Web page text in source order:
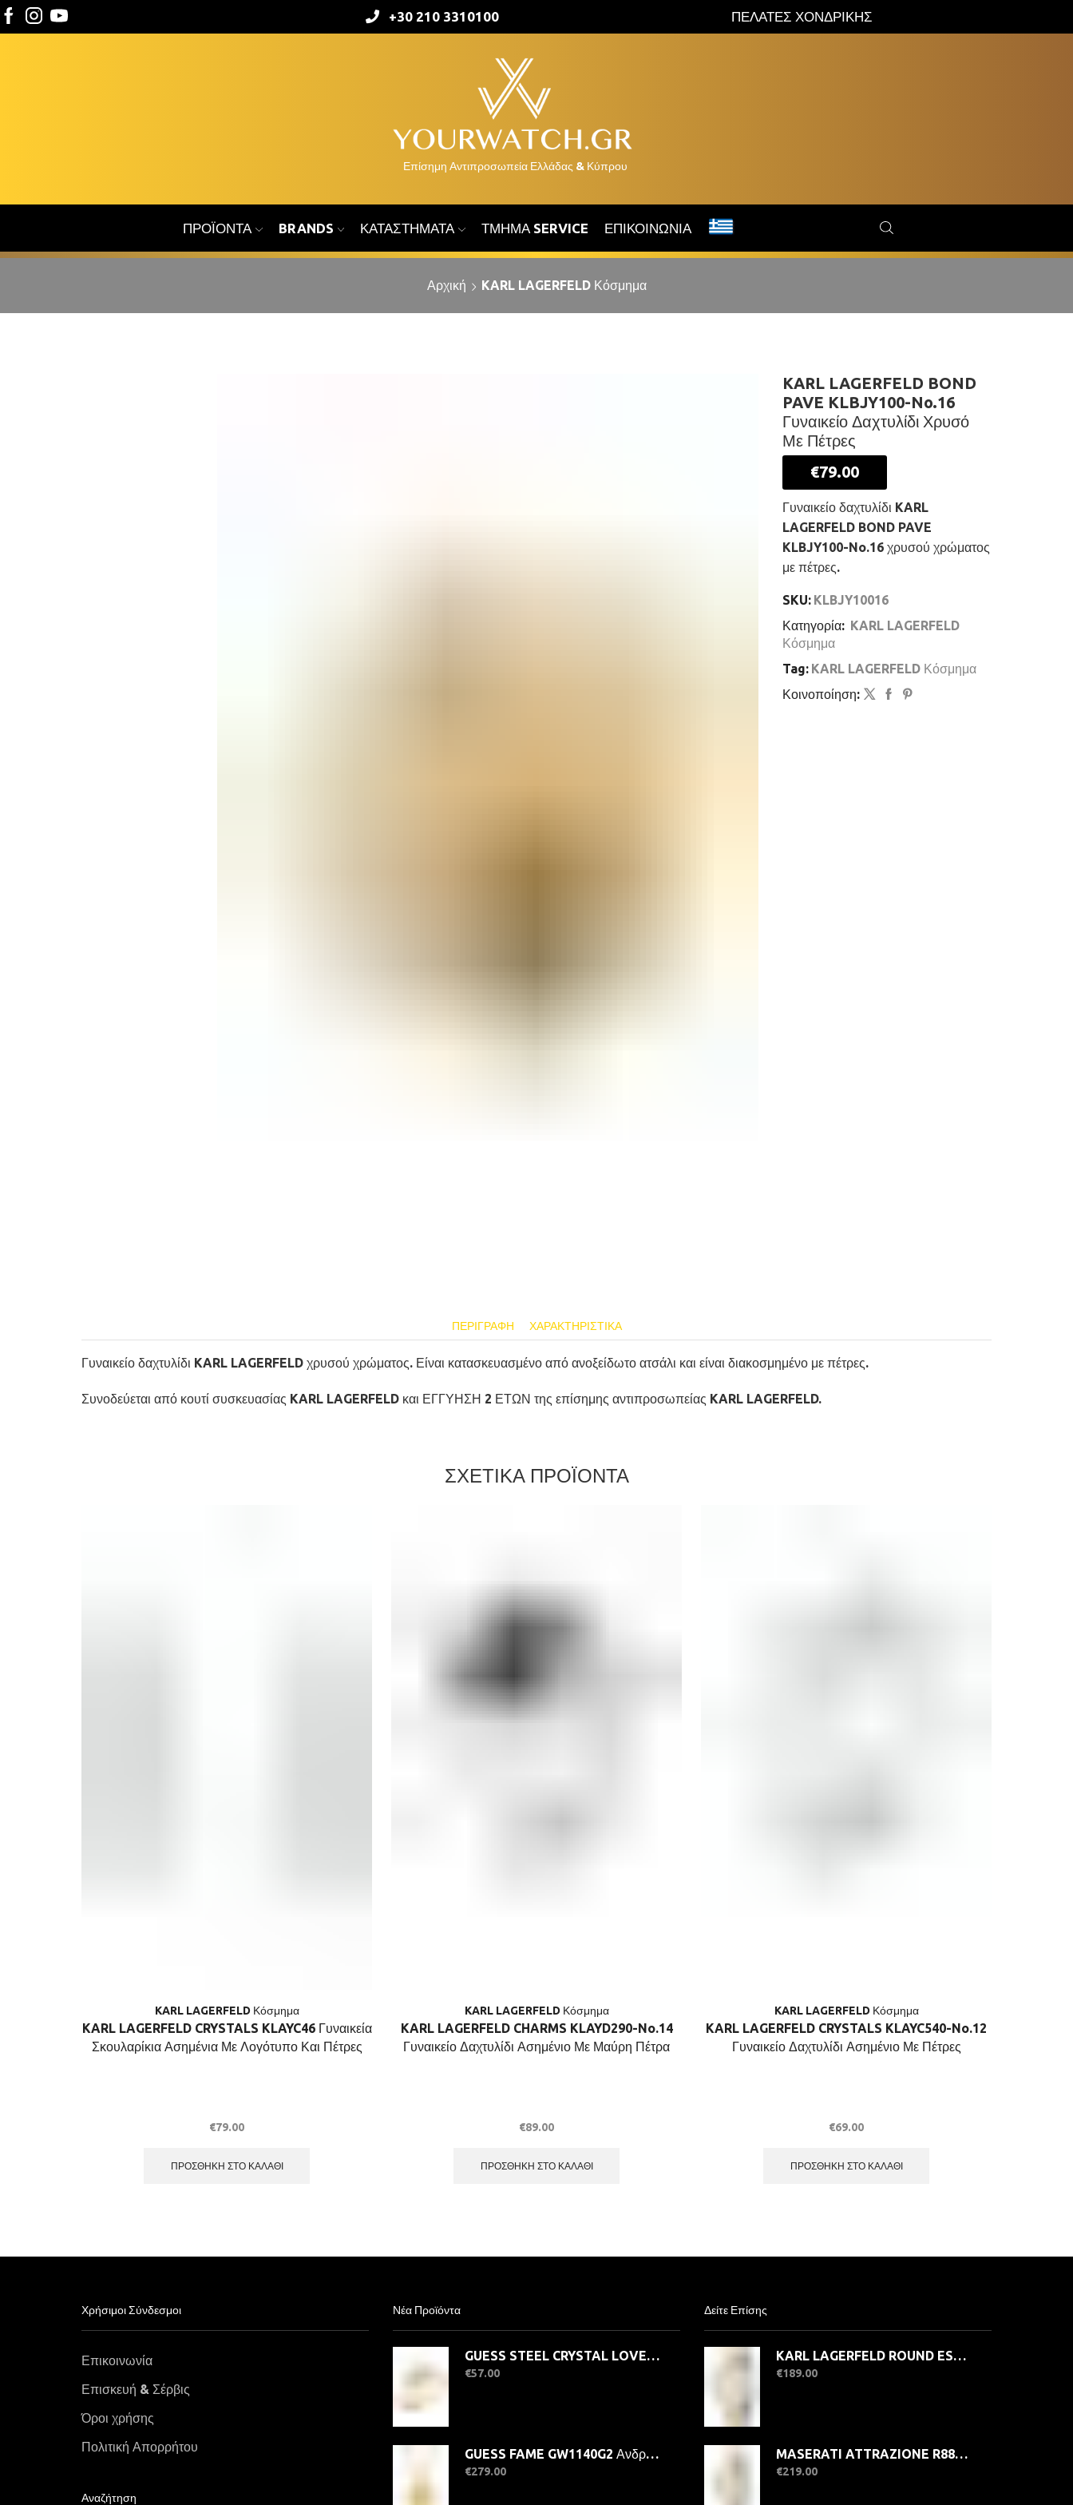
+30 210 3310100 ΠΕΛΑΤΕΣ ΧΟΝΔΡΙΚΗΣ
ΠΡΟΪΌΝΤΑ BRANDS ΚΑΤΑΣΤΉΜΑΤΑ ΤΜΉΜΑ SERVICE ΕΠΙΚΟΙΝΩΝΊΑ
Αρχική KARL LAGERFELD Κόσμημα
KARL LAGERFELD BOND
PAVE KLBJY100-No.16
Γυναικείο Δαχτυλίδι Χρυσό
Με Πέτρες
€79.00
Γυναικείο δαχτυλίδι KARL
LAGERFELD BOND PAVE
KLBJY100-No.16 χρυσού χρώματος
με πέτρες.
SKU: KLBJY10016
Κατηγορία: KARL LAGERFELD
Κόσμημα
Tag: KARL LAGERFELD Κόσμημα
Κοινοποίηση:
ΠΕΡΙΓΡΑΦΉ ΧΑΡΑΚΤΗΡΙΣΤΙΚΆ
Γυναικείο δαχτυλίδι KARL LAGERFELD χρυσού χρώματος. Είναι κατασκευασμένο από ανοξείδωτο ατσάλι και είναι διακοσμημένο με πέτρες.
Συνοδεύεται από κουτί συσκευασίας KARL LAGERFELD και ΕΓΓΥΗΣΗ 2 ΕΤΩΝ της επίσημης αντιπροσωπείας KARL LAGERFELD.
ΣΧΕΤΙΚΑ ΠΡΟΪΟΝΤΑ
KARL LAGERFELD Κόσμημα
KARL LAGERFELD CRYSTALS KLAYC46 Γυναικεία
Σκουλαρίκια Ασημένια Με Λογότυπο Και Πέτρες
€79.00
ΠΡΟΣΘΉΚΗ ΣΤΟ ΚΑΛΆΘΙ
KARL LAGERFELD Κόσμημα
KARL LAGERFELD CHARMS KLAYD290-No.14
Γυναικείο Δαχτυλίδι Ασημένιο Με Μαύρη Πέτρα
€89.00
ΠΡΟΣΘΉΚΗ ΣΤΟ ΚΑΛΆΘΙ
KARL LAGERFELD Κόσμημα
KARL LAGERFELD CRYSTALS KLAYC540-No.12
Γυναικείο Δαχτυλίδι Ασημένιο Με Πέτρες
€69.00
ΠΡΟΣΘΉΚΗ ΣΤΟ ΚΑΛΆΘΙ
Χρήσιμοι Σύνδεσμοι
Επικοινωνία
Επισκευή & Σέρβις
Όροι χρήσης
Πολιτική Απορρήτου
Αναζήτηση
Νέα Προϊόντα
GUESS STEEL CRYSTAL LOVE JUBR06363JWYG-No.56 Δαχτυλίδι Χρυσό Με Καρδιά
€57.00
GUESS FAME GW1140G2 Ανδρικό Ρολόι Quatrz Ακριβείας
€279.00
Δείτε Επίσης
KARL LAGERFELD ROUND ESSENTIALS R0553101507 Γυναικείο Ρολόι Quartz Ακριβείας
€189.00
MASERATI ATTRAZIONE R8853151505 Γυναικείο Ρολόι Quartz Ακριβείας
€219.00